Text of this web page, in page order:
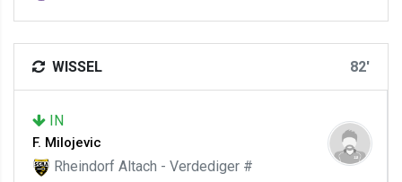
WISSEL 82'
IN
F. Milojevic
Rheindorf Altach - Verdediger #